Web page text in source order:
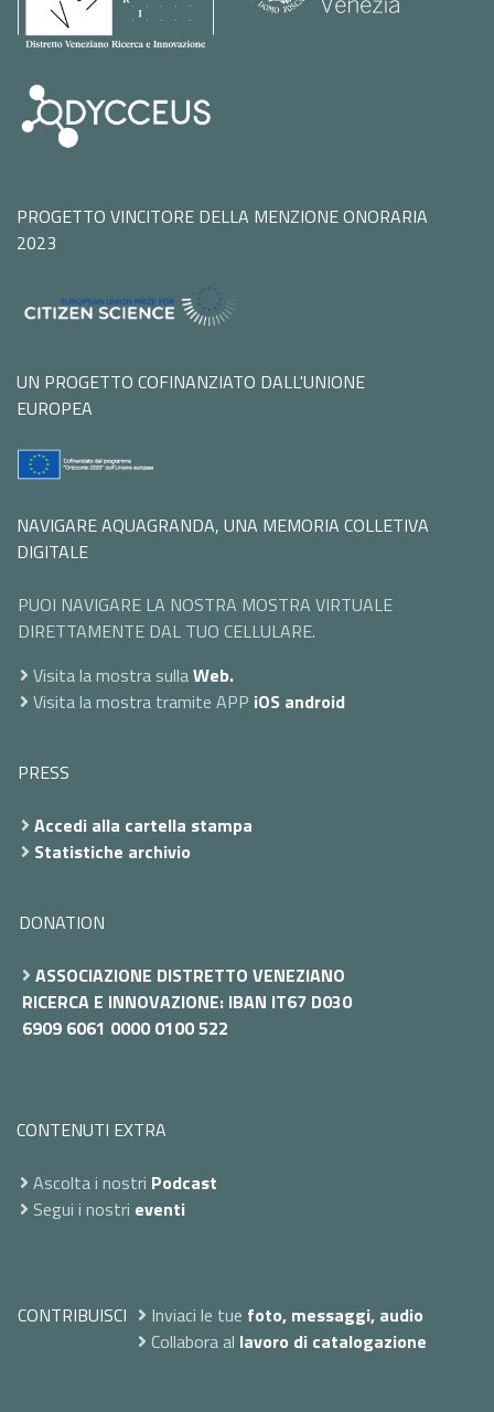
PROGETTO VINCITORE DELLA MENZIONE ONORARIA
2023
UN PROGETTO COFINANZIATO DALL'UNIONE
EUROPEA
NAVIGARE AQUAGRANDA, UNA MEMORIA COLLETIVA
DIGITALE
PUOI NAVIGARE LA NOSTRA MOSTRA VIRTUALE
DIRETTAMENTE DAL TUO CELLULARE.
Visita la mostra sullaWeb.
Visita la mostra tramite APP iOS android
PRESS
Accedi alla cartella stampa
Statistiche archivio
DONATION
ASSOCIAZIONE DISTRETTO VENEZIANO
RICERCA E INNOVAZIONE: IBAN IT67 D030
6909 6061 0000 0100 522
CONTENUTI EXTRA
Ascolta i nostri Podcast
Segui i nostri eventi
CONTRIBUISCI Inviaci le tue foto, messaggi, audio
Collabora al lavoro di catalogazione